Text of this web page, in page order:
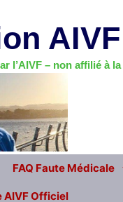
AIVF
l’AIVF – non affilié à la
FAQ Faute Médicale
AIVF Officiel